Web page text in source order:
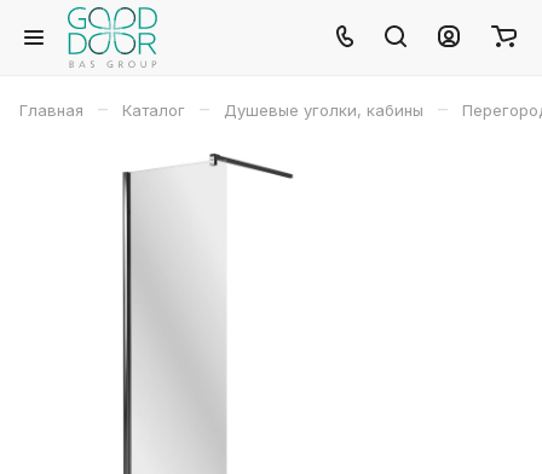
Главная – Каталог – Душевые уголки, кабины –